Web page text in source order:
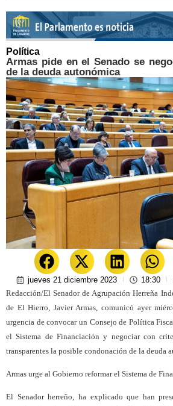
Política
Armas pide en el Senado se
de la deuda autonómica
jueves 21 diciembre 2023 18:30
Redacción/El Senador de Agrupación Herreña
de El Hierro, Javier Armas, comunicó ayer
urgencia de convocar un Consejo de Política
el Sistema de Financiación y negociar con
transparentes la posible condonación de la deuda
Armas urge al Gobierno reformar el Sistema de
El Senador herreño, ha explicado que han